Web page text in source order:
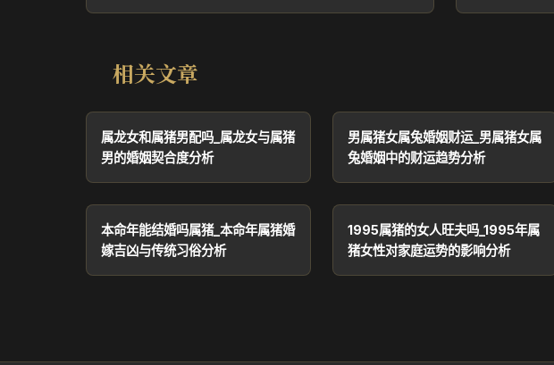
相关文章
属龙女和属猪男配吗_属龙女与属猪
男的婚姻契合度分析
男属猪女属兔婚姻财运_男属猪女属
兔婚姻中的财运趋势分析
本命年能结婚吗属猪_本命年属猪婚
嫁吉凶与传统习俗分析
1995属猪的女人旺夫吗_1995年属
猪女性对家庭运势的影响分析